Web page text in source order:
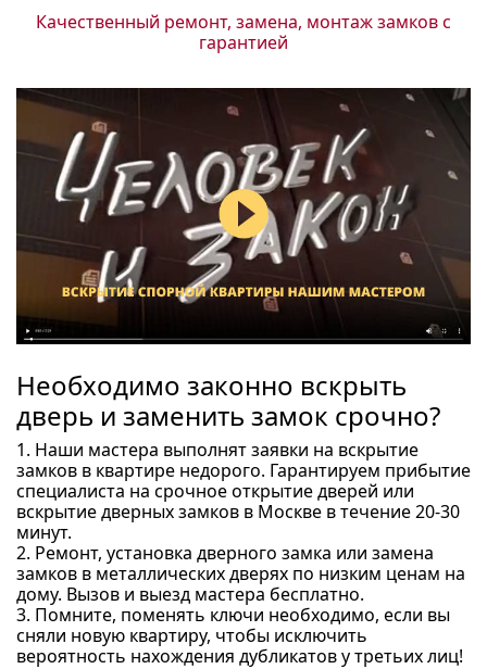
Качественный ремонт, замена, монтаж замков с
гарантией
Необходимо законно вскрыть
дверь и заменить замок срочно?
1. Наши мастера выполнят заявки на вскрытие
замков в квартире недорого. Гарантируем прибытие
специалиста на срочное открытие дверей или
вскрытие дверных замков в Москве в течение 20-30
минут.
2. Ремонт, установка дверного замка или замена
замков в металлических дверях по низким ценам на
дому. Вызов и выезд мастера бесплатно.
3. Помните, поменять ключи необходимо, если вы
сняли новую квартиру, чтобы исключить
вероятность нахождения дубликатов у третьих лиц!